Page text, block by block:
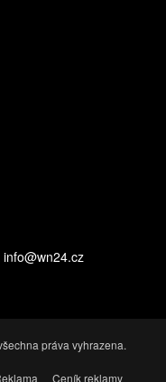
info@wn24.cz
práva vyhrazena.
Ceník reklamy